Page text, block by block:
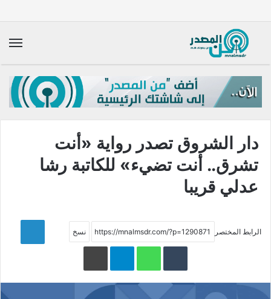
دار الشروق تصدر رواية «أنت
تشرق.. أنت تضيء» للكاتبة رشا
عدلي قريبا
الرابط المختصر
LinkedIn
WhatsApp
Telegramطباعة